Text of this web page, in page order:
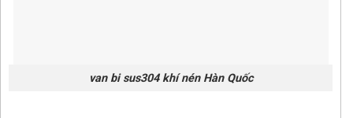
van bi sus304 khí nén Hàn Quốc